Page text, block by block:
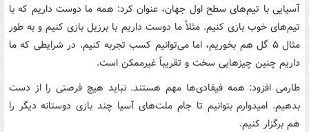
آسیایی با تیم‌های سطح اول جهان، عنوان کرد: همه ما دوست داریم که با
تیم‌های خوب بازی کنیم. مثلاً ما دوست داریم با برزیل بازی کنیم و به طور
مثال ۵ گل هم بخوریم، اما می‌توانیم کسب تجربه کنیم. در شرایطی که ما
داریم چنین چیزهایی سخت و تقریباً غیرممکن است.
طارمی افزود: همه فیفادی‌ها مهم هستند. نباید هیچ فرصتی را از دست
بدهیم. امیدوارم بتوانیم تا جام ملت‌های آسیا چند بازی دوستانه دیگر را
هم برگزار کنیم.